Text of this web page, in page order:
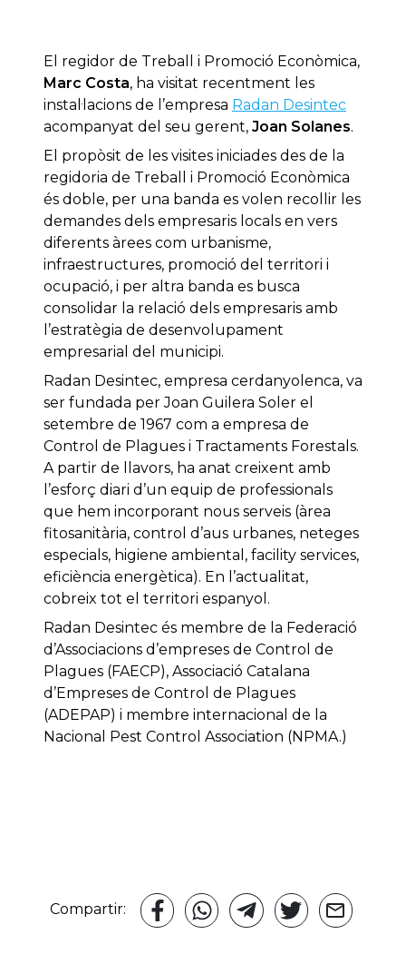
El regidor de Treball i Promoció Econòmica,
Marc Costa, ha visitat recentment les
instal·lacions de l’empresa Radan Desintec
acompanyat del seu gerent, Joan Solanes.
El propòsit de les visites iniciades des de la
regidoria de Treball i Promoció Econòmica
és doble, per una banda es volen recollir les
demandes dels empresaris locals en vers
diferents àrees com urbanisme,
infraestructures, promoció del territori i
ocupació, i per altra banda es busca
consolidar la relació dels empresaris amb
l’estratègia de desenvolupament
empresarial del municipi.
Radan Desintec, empresa cerdanyolenca, va
ser fundada per Joan Guilera Soler el
setembre de 1967 com a empresa de
Control de Plagues i Tractaments Forestals.
A partir de llavors, ha anat creixent amb
l’esforç diari d’un equip de professionals
que hem incorporant nous serveis (àrea
fitosanitària, control d’aus urbanes, neteges
especials, higiene ambiental, facility services,
eficiència energètica). En l’actualitat,
cobreix tot el territori espanyol.
Radan Desintec és membre de la Federació
d’Associacions d’empreses de Control de
Plagues (FAECP), Associació Catalana
d’Empreses de Control de Plagues
(ADEPAP) i membre internacional de la
Nacional Pest Control Association (NPMA.)
Compartir: